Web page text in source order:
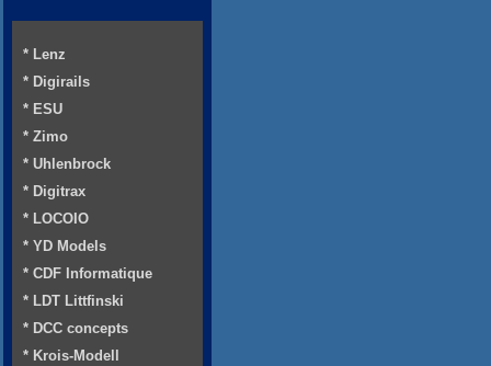
* Lenz
* Digirails
* ESU
* Zimo
* Uhlenbrock
* Digitrax
* LOCOIO
* YD Models
* CDF Informatique
* LDT Littfinski
* DCC concepts
* Krois-Modell